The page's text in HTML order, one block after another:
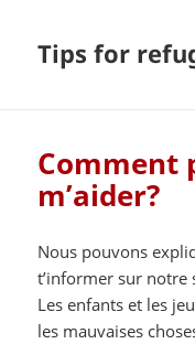
Tips for
Comment
m’aider?
Nous pouvons
t’informer sur notre
Les enfants et les
les mauvaises